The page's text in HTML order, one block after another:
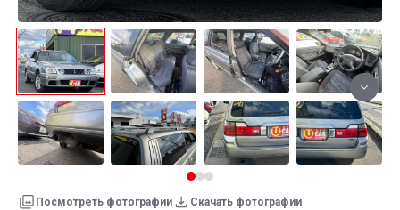
Посмотреть фотографии Скачать фотографии